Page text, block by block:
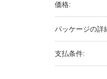
価格:
パッケージの詳
支払条件: